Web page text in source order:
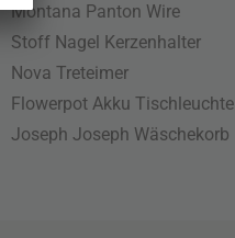
Montana Panton Wire
Stoff Nagel Kerzenhalter
Nova Treteimer
Flowerpot Akku Tischleuchte
Joseph Joseph Wäschekorb